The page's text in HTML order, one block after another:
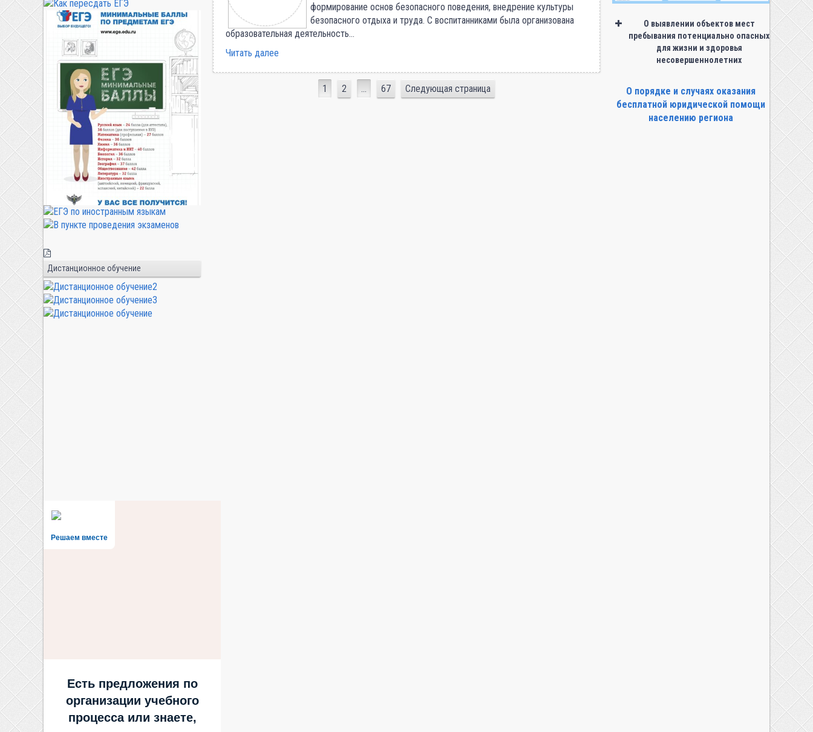
Дистанционное обучение
Решаем вместе
Есть предложения по
организации учебного
процесса или знаете,
формирование основ безопасного поведения, внедрение культуры
безопасного отдыха и труда. С воспитанниками была организована
образовательная деятельность…
Читать далее
1 2 … 67 Следующая страница
О выявлении объектов мест
пребывания потенциально опасных
для жизни и здоровья
несовершеннолетних
О порядке и случаях оказания
бесплатной юридической помощи
населению региона